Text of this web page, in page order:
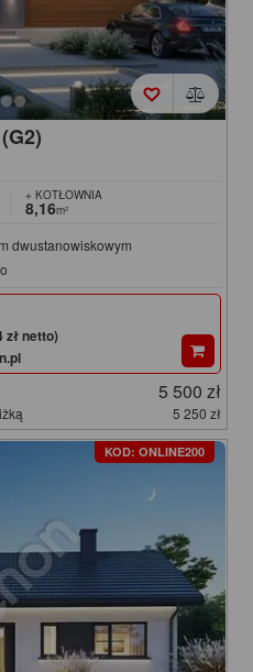
+ KOTŁOWNIA
8,16m²
dwustanowiskowym
zł netto)
5 500 zł
5 250 zł
KOD: ONLINE200